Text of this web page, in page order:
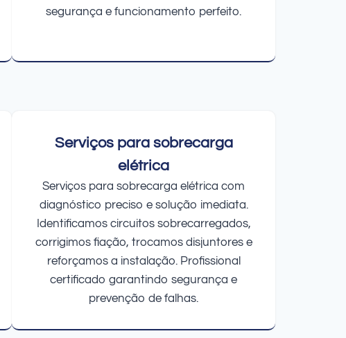
segurança e funcionamento perfeito.
Serviços para sobrecarga
elétrica
Serviços para sobrecarga elétrica com
diagnóstico preciso e solução imediata.
Identificamos circuitos sobrecarregados,
corrigimos fiação, trocamos disjuntores e
reforçamos a instalação. Profissional
certificado garantindo segurança e
prevenção de falhas.